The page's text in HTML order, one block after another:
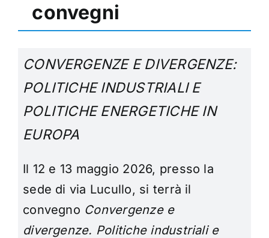
convegni
CONVERGENZE E DIVERGENZE:
POLITICHE INDUSTRIALI E
POLITICHE ENERGETICHE IN
EUROPA
Il 12 e 13 maggio 2026, presso la
sede di via Lucullo, si terrà il
convegno Convergenze e
divergenze. Politiche industriali e